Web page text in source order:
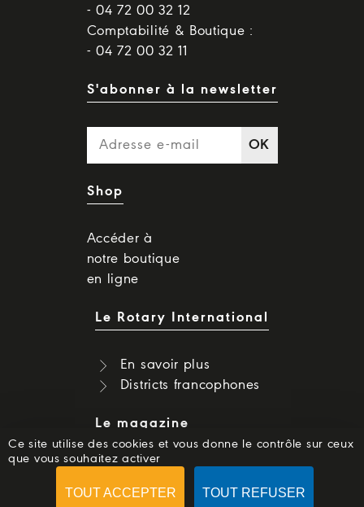
- 04 72 00 32 12
Comptabilité & Boutique :
- 04 72 00 32 11
S'abonner à la newsletter
OK
Shop
Accéder à
notre boutique
en ligne
Le Rotary International
En savoir plus
Districts francophones
Le magazine
Dernier numéro
Numéros précédents
Ce site utilise des cookies et vous donne le contrôle sur ceux
que vous souhaitez activer
TOUT ACCEPTER TOUT REFUSER